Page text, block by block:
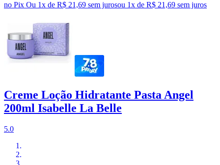
no Pix Ou 1x de R$ 21,69 sem jurosou 1x de R$ 21,69 sem juros
Creme Loção Hidratante Pasta Angel
200ml Isabelle La Belle
5.0